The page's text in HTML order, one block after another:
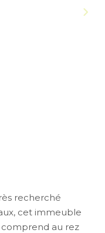
recherché
cet immeuble
au rez